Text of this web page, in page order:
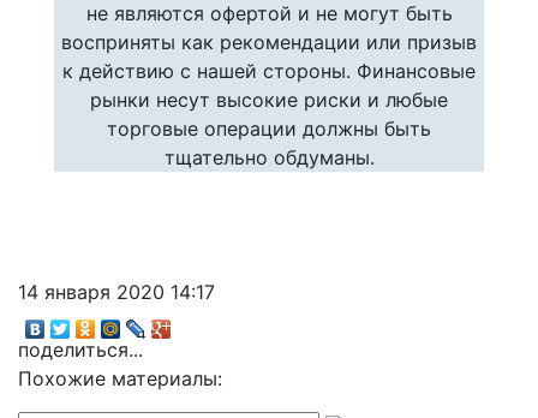
не являются офертой и не могут быть
восприняты как рекомендации или призыв
к действию с нашей стороны. Финансовые
рынки несут высокие риски и любые
торговые операции должны быть
тщательно обдуманы.
14 января 2020 14:17
поделиться...
Похожие материалы: